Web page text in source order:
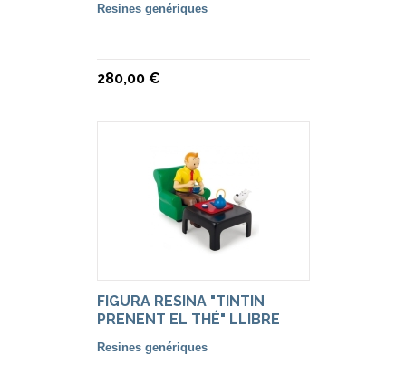
Resines genériques
280,00 €
FIGURA RESINA "TINTIN
PRENENT EL THÉ" LLIBRE
LOTUS BLAU.
Resines genériques